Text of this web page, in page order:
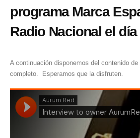
programa Marca
Radio Nacional el día
A continuación disponemos del contenido de
completo. Esperamos que la disfruten.